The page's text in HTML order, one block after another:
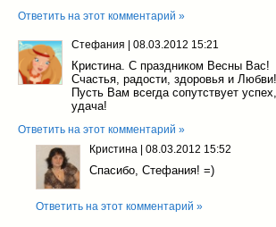
Ответить на этот комментарий »
Стефания | 08.03.2012 15:21
Кристина. С праздником Весны Вас!
Счастья, радости, здоровья и Любви!
Пусть Вам всегда сопутствует
удача!
Ответить на этот комментарий »
Кристина | 08.03.2012 15:52
Спасибо, Стефания! =)
Ответить на этот комментарий »